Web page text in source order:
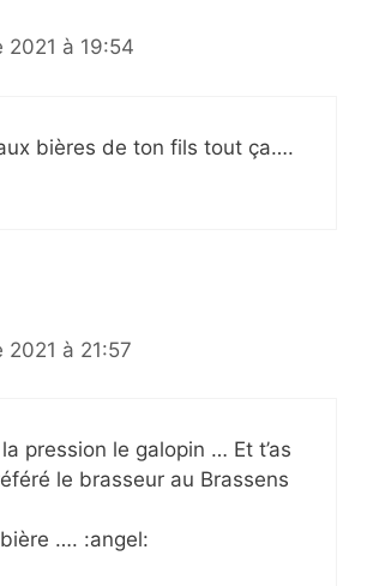
2021 à 19:54
bières de ton fils tout ça….
2021 à 21:57
la pression le galopin … Et t’as
le brasseur au Brassens
…. :angel: